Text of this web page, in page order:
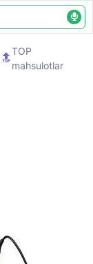
TOP
mahsulotlar